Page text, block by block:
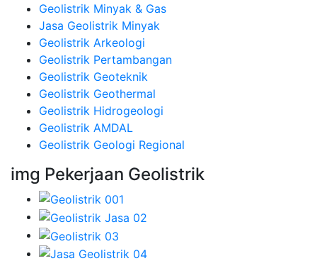
Geolistrik Minyak & Gas
Jasa Geolistrik Minyak
Geolistrik Arkeologi
Geolistrik Pertambangan
Geolistrik Geoteknik
Geolistrik Geothermal
Geolistrik Hidrogeologi
Geolistrik AMDAL
Geolistrik Geologi Regional
img Pekerjaan Geolistrik